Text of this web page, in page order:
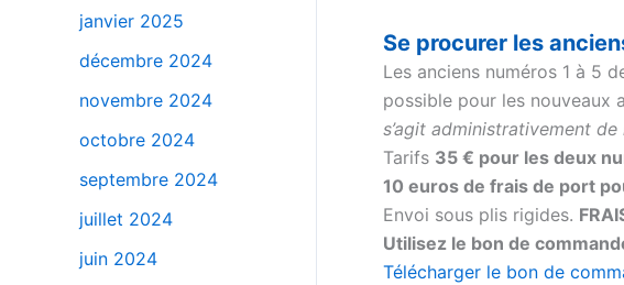
janvier 2025
décembre 2024
novembre 2024
octobre 2024
septembre 2024
juillet 2024
juin 2024
Se procurer les
Les anciens numéros 1 à 5
possible pour les nouveaux
s’agit administrativement
Tarifs 35 € pour les deux
10 euros de frais de port
Envoi sous plis rigides.
Utilisez le bon de
Télécharger le bon de